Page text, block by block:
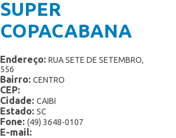
SUPER
COPACABANA
Endereço: RUA SETE DE SETEMBRO,
556
Bairro: CENTRO
CEP:
Cidade: CAIBI
Estado: SC
Fone: (49) 3648-0107
E-mail: